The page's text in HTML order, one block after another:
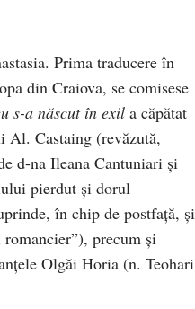
Prima traducere în
din Craiova, se comisese
s-a născut în exil a căpătat
Al. Castaing (revăzută,
d-na Ileana Cantuniari şi
pierdut şi dorul
în chip de postfaţă, şi
precum şi
Olgăi Horia (n. Teohari